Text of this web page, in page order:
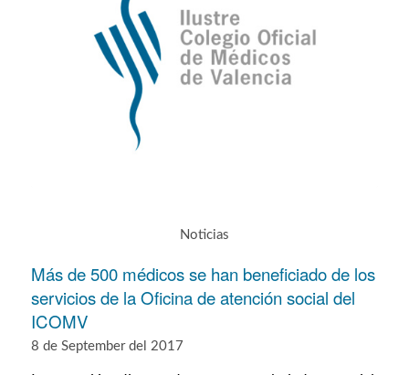
Noticias
Más de 500 médicos se han beneficiado de los
servicios de la Oficina de atención social del
ICOMV
8 de September del 2017